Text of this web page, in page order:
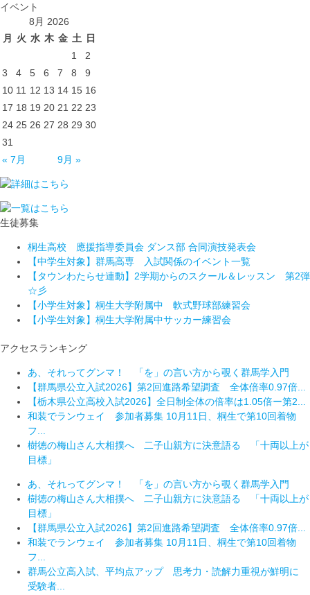
イベント
8月 2026
月
火 水 木 金 土
日
1
2
3
4 5 6 7 8
9
10 11 12 13 14 15 16
17 18 19 20 21 22 23
24 25 26 27 28 29 30
31
« 7月
9月 »
生徒募集
桐生高校 應援指導委員会 ダンス部 合同演技発表会
【中学生対象】群馬高専 入試関係のイベント一覧
【タウンわたらせ連動】2学期からのスクール＆レッスン 第2弾
☆彡
【小学生対象】桐生大学附属中 軟式野球部練習会
【小学生対象】桐生大学附属中サッカー練習会
アクセスランキング
あ、それってグンマ！ 「を」の言い方から覗く群馬学入門
【群馬県公立入試2026】第2回進路希望調査 全体倍率0.97倍...
【栃木県公立高校入試2026】全日制全体の倍率は1.05倍ー第2...
和装でランウェイ 参加者募集 10月11日、桐生で第10回着物
フ...
樹徳の梅山さん大相撲へ 二子山親方に決意語る 「十両以上が
目標」
あ、それってグンマ！ 「を」の言い方から覗く群馬学入門
樹徳の梅山さん大相撲へ 二子山親方に決意語る 「十両以上が
目標」
【群馬県公立入試2026】第2回進路希望調査 全体倍率0.97倍...
和装でランウェイ 参加者募集 10月11日、桐生で第10回着物
フ...
群馬公立高入試、平均点アップ 思考力・読解力重視が鮮明に
受験者...